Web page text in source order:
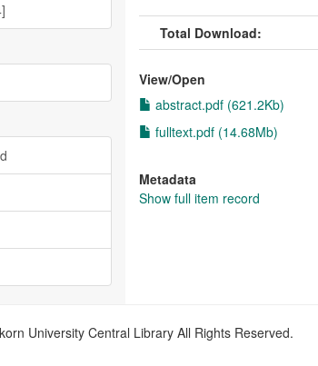
Total Download:
View/Open
abstract.pdf (621.2Kb)
fulltext.pdf (14.68Mb)
Metadata
Show full item record
University Central Library All Rights Reserved.